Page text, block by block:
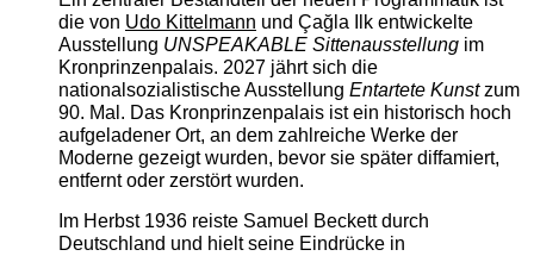
die von Udo Kittelmann und Çağla Ilk entwickelte
Ausstellung UNSPEAKABLE Sittenausstellungim
Kronprinzenpalais. 2027 jährt sich die
nationalsozialistische Ausstellung Entartete Kunstzum
90. Mal. Das Kronprinzenpalais ist ein historisch hoch
aufgeladener Ort, an dem zahlreiche Werke der
Moderne gezeigt wurden, bevor sie später diffamiert,
entfernt oder zerstört wurden.
Im Herbst 1936 reiste Samuel Beckett durch
Deutschland und hielt seine Eindrücke in